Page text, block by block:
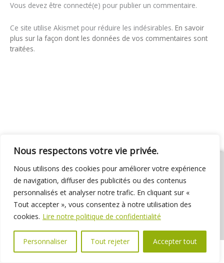
Nous respectons votre vie privée.
Nous utilisons des cookies pour améliorer votre expérience
de navigation, diffuser des publicités ou des contenus
personnalisés et analyser notre trafic. En cliquant sur «
Tout accepter », vous consentez à notre utilisation des
cookies. Lire notre politique de confidentialité
Personnaliser Tout rejeter Accepter tout
Vous devez être connecté(e) pour publier un commentaire.
Ce site utilise Akismet pour réduire les indésirables. En savoir
plus sur la façon dont les données de vos commentaires sont
traitées.
01 69 31 72 10 01 69 31 37 31
Nous contacter
Espace élus
Marchés publics Délibérations